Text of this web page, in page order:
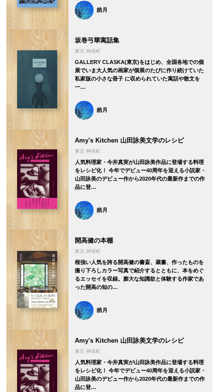
皓月
坂巻弓華寓話集
東京 神保町
GALLERY CLASKA(東京)をはじめ、全国各地での個
展でいま大人気の画家が個展のたびに作り続けていた
私家版の小さな冊子 に収められていた寓話や散文を
一…
皓月
Amy's Kitchen 山田詠美文学のレシピ
東京 神保町
人気料理家・今井真実が山田詠美作品に登場する料理
をレシピ化！ 今年でデビュー40周年を迎える小説家・
山田詠美のデビュー作から2020年代の最新作までの作
品に登…
皓月
開高健の本棚
東京 神保町
根強い人気を誇る開高健の書斎、蔵書、作ったものを
撮り下ろしカラー写真で紹介するとともに、本をめぐ
るエッセイを収録。膨大な知識欲と体験する作家であ
った開高の知の…
皓月
Amy's Kitchen 山田詠美文学のレシピ
東京 神保町
人気料理家・今井真実が山田詠美作品に登場する料理
をレシピ化！ 今年でデビュー40周年を迎える小説家・
山田詠美のデビュー作から2020年代の最新作までの作
品に登…